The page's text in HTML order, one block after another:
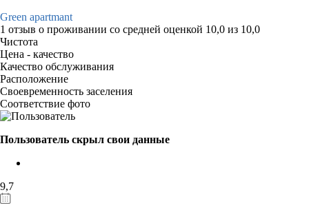
Green apartmant
1 отзыв о проживании со средней оценкой 10,0 из 10,0
Чистота
Цена - качество
Качество обслуживания
Расположение
Своевременность заселения
Соответствие фото
Пользователь скрыл свои данные
9,7